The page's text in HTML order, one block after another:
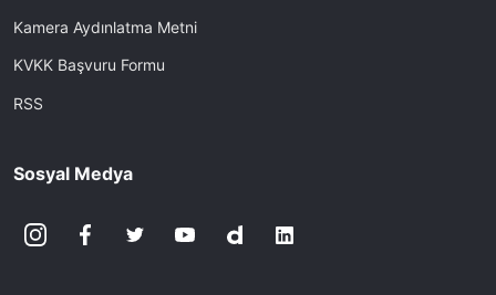
Kamera Aydınlatma Metni
KVKK Başvuru Formu
RSS
Sosyal Medya